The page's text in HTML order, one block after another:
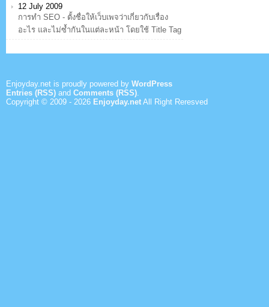
12 July 2009
การทำ SEO - ตั้งชื่อให้เว็บเพจว่าเกี่ยวกับเรื่อง
อะไร และไม่ซ้ำกันในแต่ละหน้า โดยใช้ Title Tag
Enjoyday.net is proudly powered by WordPress
Entries (RSS) and Comments (RSS).
Copyright © 2009 - 2026 Enjoyday.net All Right Reresved